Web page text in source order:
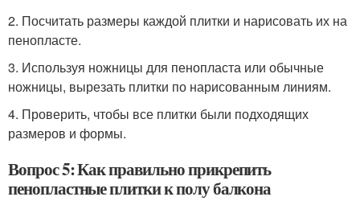
2. Посчитать размеры каждой плитки и нарисовать их на
пенопласте.
3. Используя ножницы для пенопласта или обычные
ножницы, вырезать плитки по нарисованным линиям.
4. Проверить, чтобы все плитки были подходящих
размеров и формы.
Вопрос 5: Как правильно прикрепить
пенопластные плитки к полу балкона